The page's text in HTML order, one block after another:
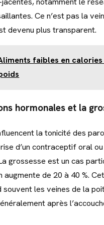
Ce n’est pas la
devenu plus transparent.
faibles en
hormonales et la
la tonicité des
d’un contraceptif oral
grossesse est un cas
augmente de 20 à 40 %.
les veines de la
après